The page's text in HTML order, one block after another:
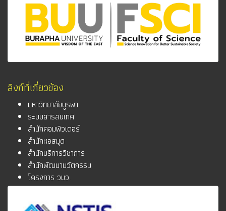
ลิงก์ที่เกี่ยวข้อง
มหาวิทยาลัยบูรพา
ระบบสารสนเทศ
สำนักคอมพิวเตอร์
สำนักหอสมุด
สำนักบริการวิชาการ
สำนักพัฒนานวัตกรรม
โครงการ วมว.